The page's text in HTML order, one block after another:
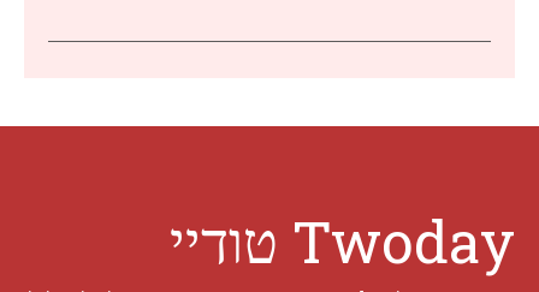
Twoday טודיי